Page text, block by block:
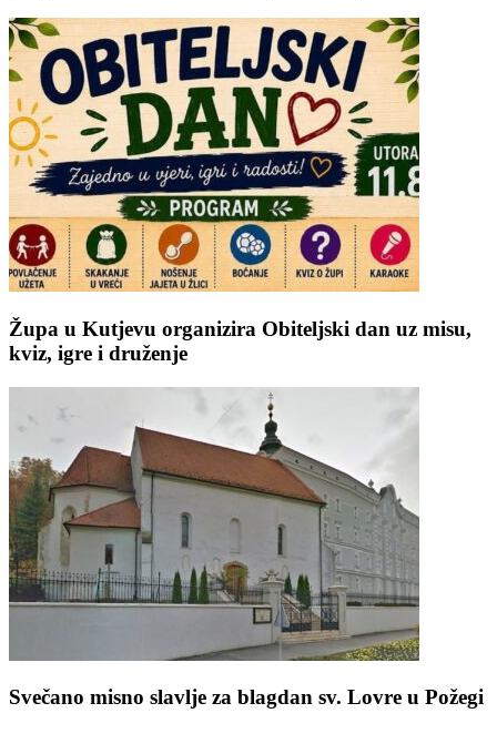
Župa u Kutjevu organizira Obiteljski dan uz misu,
kviz, igre i druženje
Svečano misno slavlje za blagdan sv. Lovre u Požegi